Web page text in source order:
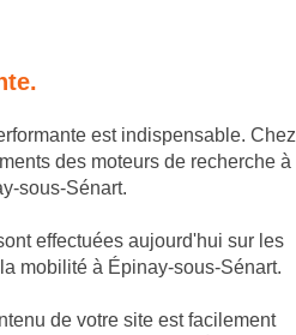
est indispensable. Chez
des moteurs de recherche à
sous-Sénart.
effectuées aujourd'hui sur les
mobilité à Épinay-sous-Sénart.
de votre site est facilement